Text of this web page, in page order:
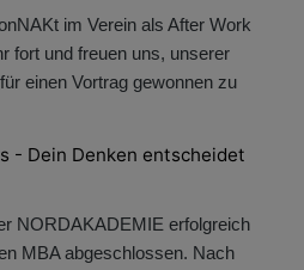
im Verein als After Work
fort und freuen uns, unserer
einen Vortrag gewonnen zu
- Dein Denken entscheidet
NORDAKADEMIE erfolgreich
MBA abgeschlossen. Nach